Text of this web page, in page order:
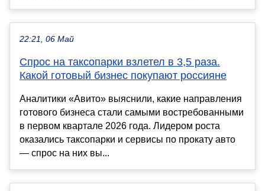
22:21, 06 Май
Спрос на таксопарки взлетел в 3,5 раза.
Какой готовый бизнес покупают россияне
Аналитики «Авито» выяснили, какие направления
готового бизнеса стали самыми востребованными
в первом квартале 2026 года. Лидером роста
оказались таксопарки и сервисы по прокату авто
— спрос на них вы...